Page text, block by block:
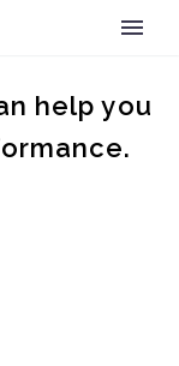
help you